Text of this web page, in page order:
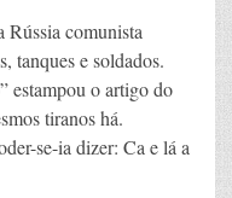
Rússia comunista
tanques e soldados.
estampou o artigo do
tiranos há.
se-ia dizer: Ca e lá a